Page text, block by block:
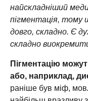
найскладніший
пігментація, тому
довго, складно. Є
складно
Пігментацію
або, наприклад,
раніше був міф,